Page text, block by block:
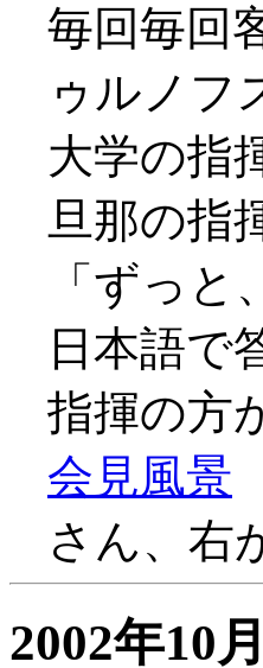
毎回毎回
ゥルノフ
大学の指
旦那の指
「ずっ
日本語で
指揮の方
会見風景
さん、右
2002年10